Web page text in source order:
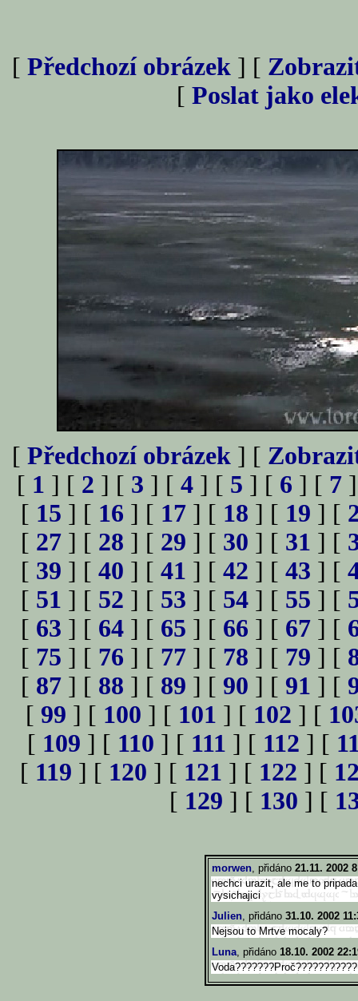
[ Předchozí obrázek ] [
[ Poslat jako
[ Předchozí obrázek ] [
[ 1 ] [ 2 ] [ 3 ] [ 4 ] [ 5 ] [ 6 ] [ 7
[ 15 ] [ 16 ] [ 17 ] [ 18 ] [ 19 ] [
[ 27 ] [ 28 ] [ 29 ] [ 30 ] [ 31 ] [
[ 39 ] [ 40 ] [ 41 ] [ 42 ] [ 43 ] [
[ 51 ] [ 52 ] [ 53 ] [ 54 ] [ 55 ] [
[ 63 ] [ 64 ] [ 65 ] [ 66 ] [ 67 ] [
[ 75 ] [ 76 ] [ 77 ] [ 78 ] [ 79 ] [
[ 87 ] [ 88 ] [ 89 ] [ 90 ] [ 91 ] [
[ 99 ] [ 100 ] [ 101 ] [ 102 ] [
[ 109 ] [ 110 ] [ 111 ] [ 112 ] [
[ 119 ] [ 120 ] [ 121 ] [ 122 ] [
[ 129 ] [ 130 ] [
morwen, přidáno 21.11. 2002
nechci urazit, ale me to
vysichajici
Julien, přidáno 31.10. 2002
Nejsou to Mrtve mocaly?
Luna, přidáno 18.10. 2002
Voda???????Proč???????????